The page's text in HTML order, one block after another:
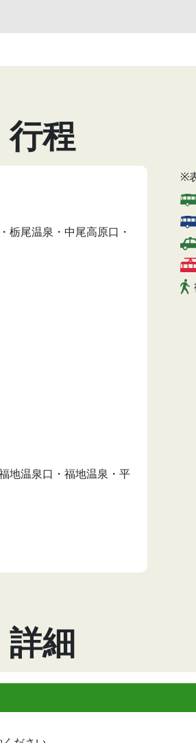
行程
栃尾温泉・中尾高原口・
地温泉口・福地温泉・平
※
詳細